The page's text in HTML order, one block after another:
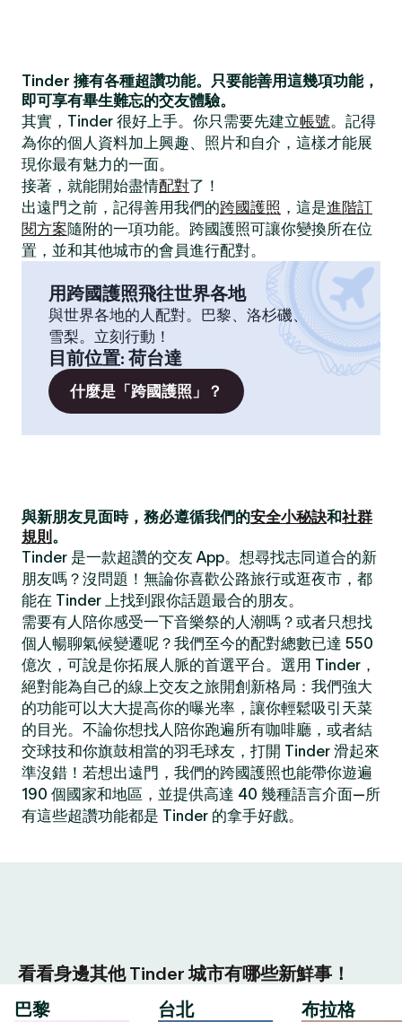
Tinder 擁有各種超讚功能。只要能善用這幾項功能，
即可享有畢生難忘的交友體驗。
其實，Tinder 很好上手。你只需要先建立帳號。記得
為你的個人資料加上興趣、照片和自介，這樣才能展
現你最有魅力的一面。
接著，就能開始盡情配對了！
出遠門之前，記得善用我們的跨國護照 ，這是進階訂
閱方案隨附的一項功能。跨國護照可讓你變換所在位
置，並和其他城市的會員進行配對。
用跨國護照飛往世界各地
與世界各地的人配對。巴黎、洛杉磯、
雪梨。立刻行動！
目前位置: 荷台達
什麼是「跨國護照」？
與新朋友見面時，務必遵循我們的安全小秘訣和社群
規則 。
Tinder 是一款超讚的交友 App。想尋找志同道合的新
朋友嗎？沒問題！無論你喜歡公路旅行或逛夜市，都
能在 Tinder 上找到跟你話題最合的朋友。
需要有人陪你感受一下音樂祭的人潮嗎？或者只想找
個人暢聊氣候變遷呢？我們至今的配對總數已達 550
億次，可說是你拓展人脈的首選平台。選用 Tinder，
絕對能為自己的線上交友之旅開創新格局：我們強大
的功能可以大大提高你的曝光率，讓你輕鬆吸引天菜
的目光。不論你想找人陪你跑遍所有咖啡廳，或者結
交球技和你旗鼓相當的羽毛球友，打開 Tinder 滑起來
準沒錯！若想出遠門，我們的跨國護照也能帶你遊遍
190 個國家和地區，並提供高達 40 幾種語言介面—所
有這些超讚功能都是 Tinder 的拿手好戲。
看看身邊其他 Tinder 城市有哪些新鮮事！
巴黎
台北 布拉格